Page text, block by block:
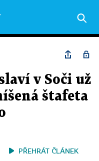
v Soči už
štafeta
PŘEHRÁT ČLÁNEK